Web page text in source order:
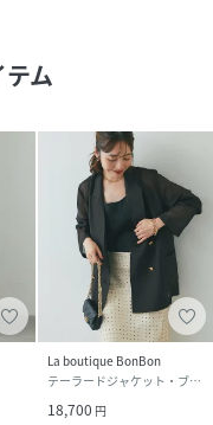
ム
La boutique BonBon
テーラードジャケット・ブレザー
18,700 円